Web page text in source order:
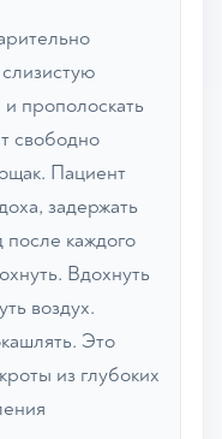
прополоскать
свободно
Пациент
задержать
после каждого
Вдохнуть
воздух.
Это
из глубоких